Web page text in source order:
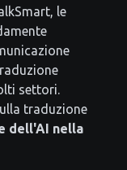
le
settori.
traduzione
dell'AI nella